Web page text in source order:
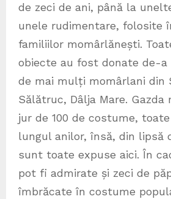
de zeci de ani, până la
unele rudimentare, folosite
familiilor momârlănești.
obiecte au fost donate de-
de mai mulți momârlani din
Sălătruc, Dâlja Mare. Gazda
jur de 100 de costume,
lungul anilor, însă, din lipsă
sunt toate expuse aici. În
pot fi admirate și zeci de
îmbrăcate în costume